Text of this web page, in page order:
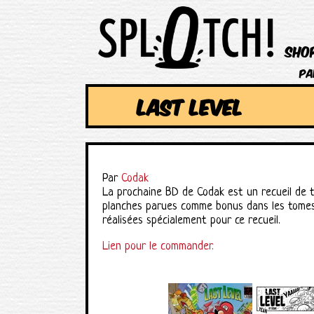
LAST LEVEL
Par Codak
La prochaine BD de Codak est un recueil
planches parues comme bonus dans les
réalisées spécialement pour ce recueil.
Lien pour le commander.